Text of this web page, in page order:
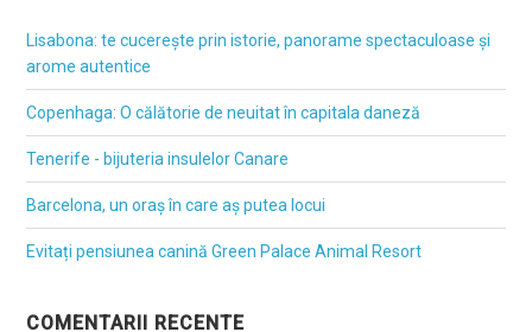
Lisabona: te cucerește prin istorie, panorame spectaculoase și
arome autentice
Copenhaga: O călătorie de neuitat în capitala daneză
Tenerife - bijuteria insulelor Canare
Barcelona, un oraș în care aș putea locui
Evitați pensiunea canină Green Palace Animal Resort
COMENTARII RECENTE